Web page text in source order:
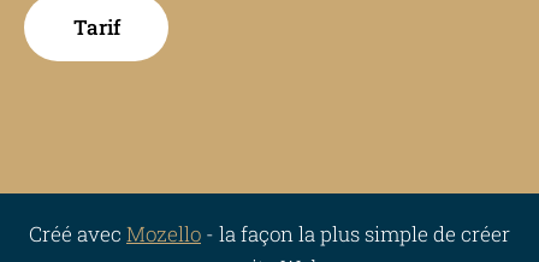
​Tarif​
Créé avec Mozello - la façon la plus simple de créer